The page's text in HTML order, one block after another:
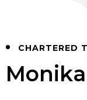
CHARTERED